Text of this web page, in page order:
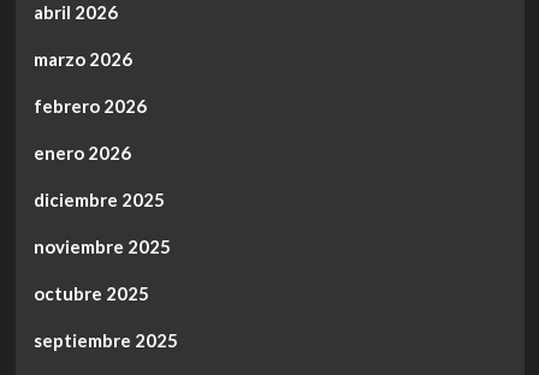
abril 2026
marzo 2026
febrero 2026
enero 2026
diciembre 2025
noviembre 2025
octubre 2025
septiembre 2025